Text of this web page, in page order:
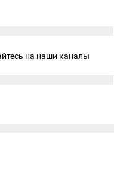
на наши каналы